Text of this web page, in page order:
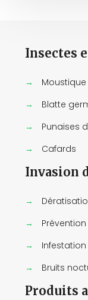
Insectes
→
→
Blatte
→
Punaises
→
Cafards
Invasion
→
→
→
→
Bruits
Produits